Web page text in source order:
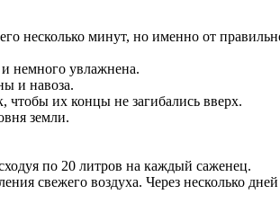
несколько минут, но именно от
немного увлажнена.
и навоза.
чтобы их концы не загибались вверх.
земли.
по 20 литров на каждый саженец.
свежего воздуха. Через несколько